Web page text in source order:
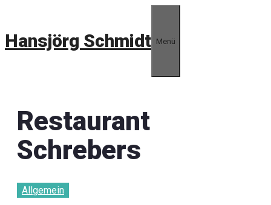
springen
Hansjörg Schmidt Menü
Restaurant
Schrebers
Allgemein